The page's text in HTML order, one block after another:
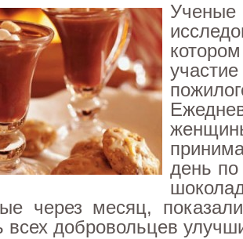
день по
через месяц,
всех добровольцев